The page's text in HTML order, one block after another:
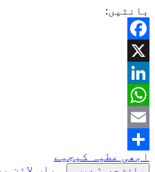
بانٹیں:
Facebook
X
LinkedIn
WhatsApp
Email
Share
ابھی عطیہ کیجیے